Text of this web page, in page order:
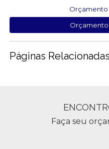
Orçamento
Páginas
Faça seu